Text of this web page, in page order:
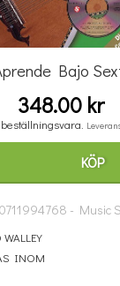
For String
Bajo
348.00 kr
KÖP
- Music
INOM